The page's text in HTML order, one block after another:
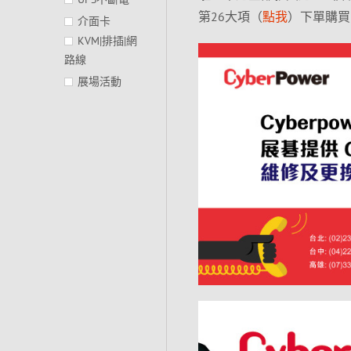
第26大項（點我）下單購
介面卡
KVM|排插|網
路線
展場活動